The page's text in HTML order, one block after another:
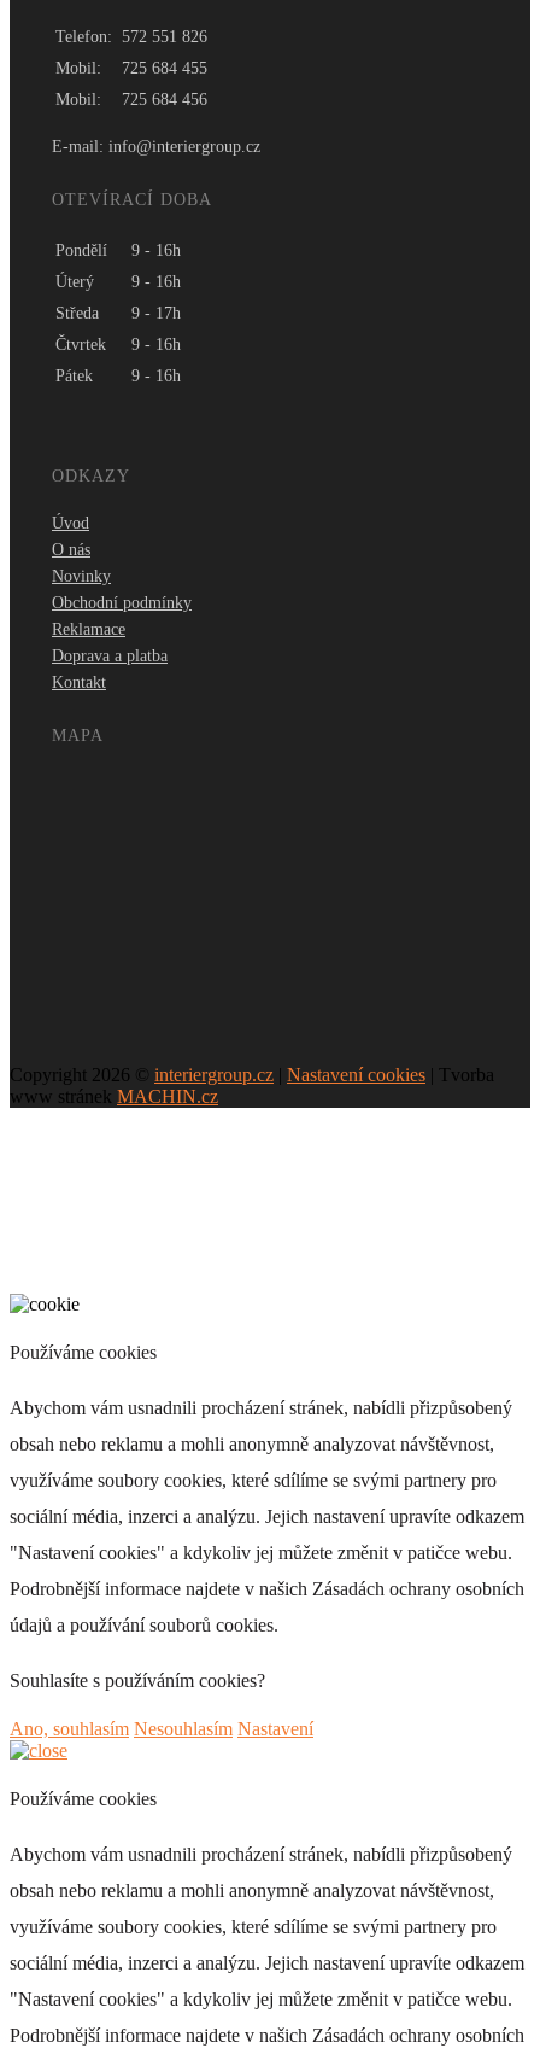
Telefon: 572 551 826
Mobil:
725 684 455
Mobil:
725 684 456
E-mail: info@interiergroup.cz
OTEVÍRACÍ DOBA
Pondělí
9 - 16h
Úterý
9 - 16h
Středa
9 - 17h
Čtvrtek
9 - 16h
Pátek
9 - 16h
ODKAZY
Úvod
O nás
Novinky
Obchodní podmínky
Reklamace
Doprava a platba
Kontakt
MAPA
Copyright 2026 © interiergroup.cz | Nastavení cookies | Tvorba
www stránek MACHIN.cz
Používáme cookies
Abychom vám usnadnili procházení stránek, nabídli přizpůsobený
obsah nebo reklamu a mohli anonymně analyzovat návštěvnost,
využíváme soubory cookies, které sdílíme se svými partnery pro
sociální média, inzerci a analýzu. Jejich nastavení upravíte odkazem
"Nastavení cookies" a kdykoliv jej můžete změnit v patičce webu.
Podrobnější informace najdete v našich Zásadách ochrany osobních
údajů a používání souborů cookies.
Souhlasíte s používáním cookies?
Ano, souhlasím Nesouhlasím Nastavení
Používáme cookies
Abychom vám usnadnili procházení stránek, nabídli přizpůsobený
obsah nebo reklamu a mohli anonymně analyzovat návštěvnost,
využíváme soubory cookies, které sdílíme se svými partnery pro
sociální média, inzerci a analýzu. Jejich nastavení upravíte odkazem
"Nastavení cookies" a kdykoliv jej můžete změnit v patičce webu.
Podrobnější informace najdete v našich Zásadách ochrany osobních